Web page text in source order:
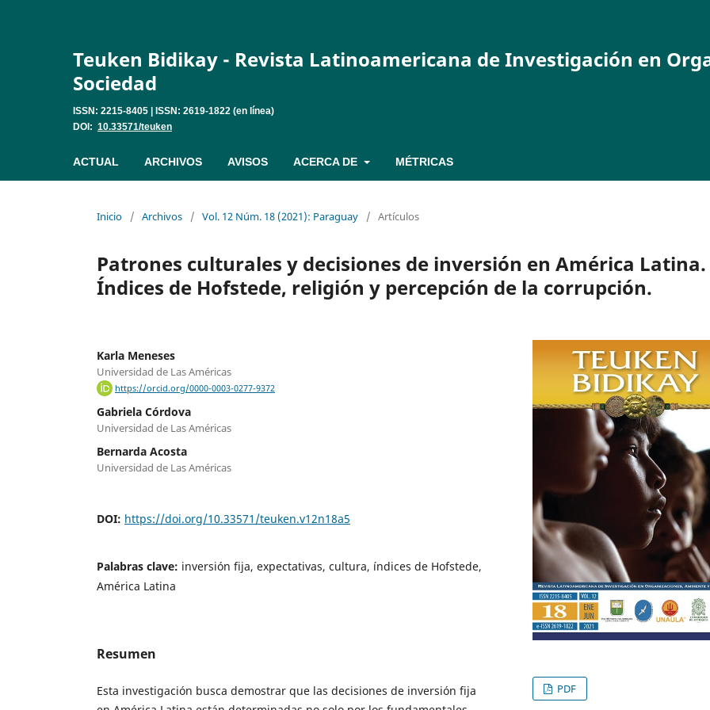
Teuken Bidikay - Revista Latinoamericana de Investigación en
Sociedad
ISSN: 2215-8405 | ISSN: 2619-1822 (en línea)
DOI: 10.33571/teuken
ACTUAL ARCHIVOS AVISOS ACERCA DE MÉTRICAS
Inicio / Archivos / Vol. 12 Núm. 18 (2021): Paraguay / Artículos
Patrones culturales y decisiones de inversión en América Latina.
Índices de Hofstede, religión y percepción de la corrupción.
Karla Meneses
Universidad de Las Américas
https://orcid.org/0000-0003-0277-9372
Gabriela Córdova
Universidad de Las Américas
Bernarda Acosta
Universidad de Las Américas
DOI: https://doi.org/10.33571/teuken.v12n18a5
Palabras clave: inversión fija, expectativas, cultura, índices de Hofstede,
América Latina
Resumen
Esta investigación busca demostrar que las decisiones de inversión fija
PDF